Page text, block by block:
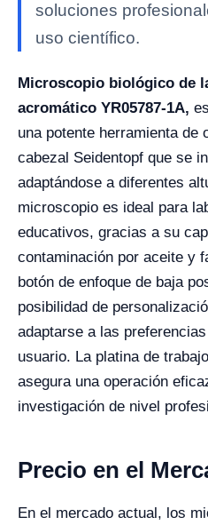
soluciones
uso científico.
Microscopio biológico de
acromático YR05787-1A,
una potente herramienta de
cabezal Seidentopf que se
adaptándose a diferentes
microscopio es ideal para
educativos, gracias a su
contaminación por aceite y
botón de enfoque de baja
posibilidad de
adaptarse a las
usuario. La platina de
asegura una operación
investigación de nivel
Precio en el
En el mercado actual, los